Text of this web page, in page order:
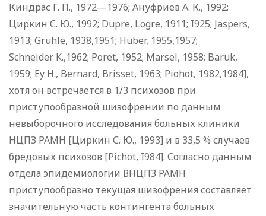
Киндрас Г. П., 1972—1976; Ануфриев А. К., 1992;
Циркин С. Ю., 1992; Dupre, Logre, 1911; I925; Jaspers,
1913; Gruhle, 1938,1951; Huber, 1955,1957;
Schneider K.,1962; Poret, 1952; Marsel, 1958; Baruk,
1959; Ey H., Bernard, Brisset, 1963; Piohot, 1982,1984],
хотя он встречается в 1/3 психозов при
приступообразной шизофрении по данным
невыборочного исследования больных клиники
НЦПЗ РАМН [Циркин С. Ю., 1993] и в 33,5 % случаев
бредовых психозов [Pichot, I984]. Согласно данным
отдела эпидемиологии ВНЦПЗ РАМН
приступообразно текущая шизофрения составляет
значительную часть контингента больных